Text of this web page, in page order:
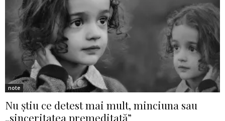
note
Nu ştiu ce detest mai mult, minciuna sau
„sinceritatea premeditată”